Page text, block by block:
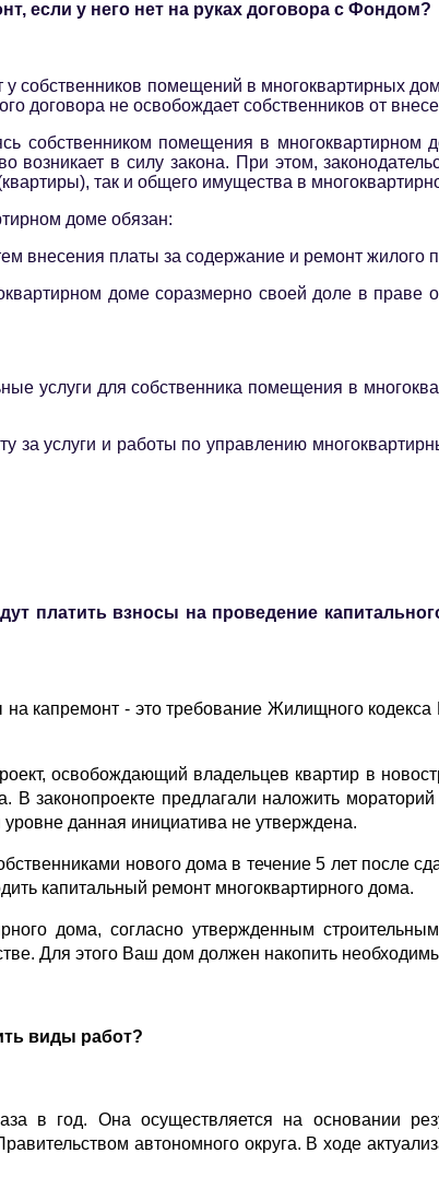
если у него нет на руках договора с Фондом?
собственников помещений в многоквартирных
договора не освобождает собственников от
собственником помещения в многоквартирном
в силу закона. При этом,
так и общего имущества в
доме обязан:
внесения платы за содержание и ремонт жилого
доме соразмерно своей доле в праве
услуги для собственника помещения в
за услуги и работы по управлению
платить взносы на проведение
капремонт - это требование Жилищного
освобождающий владельцев квартир в
законопроекте предлагали наложить
данная инициатива не утверждена.
нового дома в течение 5 лет после
капитальный ремонт многоквартирного дома.
дома, согласно утвержденным
Для этого Ваш дом должен накопить
виды работ?
в год. Она осуществляется на основании
автономного округа. В ходе